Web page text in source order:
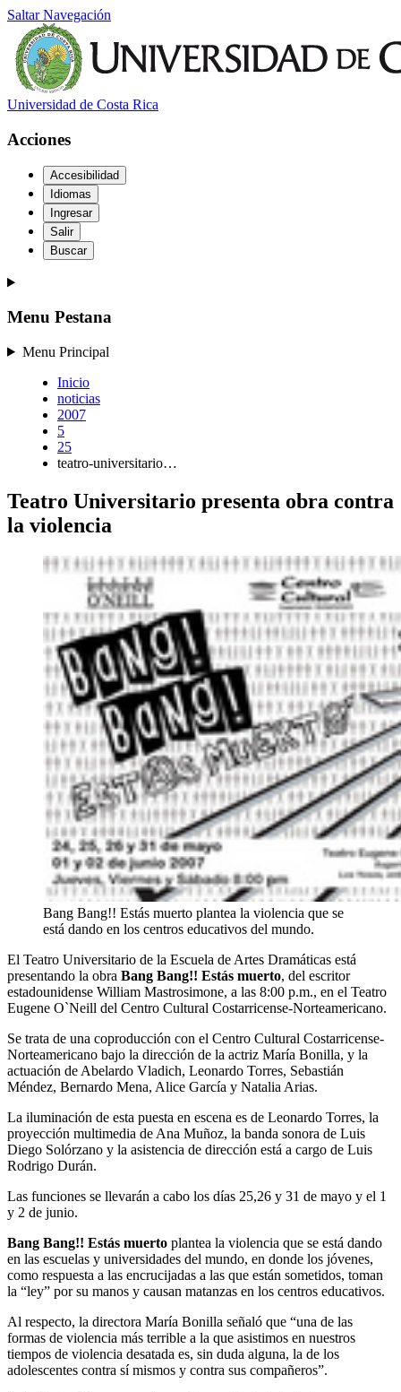
Saltar Navegación
Universidad de Costa Rica
Acciones
Accesibilidad
Idiomas
Ingresar
Salir
Buscar
Menu Pestana
Menu Principal
Inicio
noticias
2007
5
25
teatro-universitario…
Teatro Universitario presenta obra contra
la violencia
Bang Bang!! Estás muerto plantea la violencia que se
está dando en los centros educativos del mundo.
El Teatro Universitario de la Escuela de Artes Dramáticas está
presentando la obra Bang Bang!! Estás muerto, del escritor
estadounidense William Mastrosimone, a las 8:00 p.m., en el Teatro
Eugene O`Neill del Centro Cultural Costarricense-Norteamericano.
Se trata de una coproducción con el Centro Cultural Costarricense-
Norteamericano bajo la dirección de la actriz María Bonilla, y la
actuación de Abelardo Vladich, Leonardo Torres, Sebastián
Méndez, Bernardo Mena, Alice García y Natalia Arias.
La iluminación de esta puesta en escena es de Leonardo Torres, la
proyección multimedia de Ana Muñoz, la banda sonora de Luis
Diego Solórzano y la asistencia de dirección está a cargo de Luis
Rodrigo Durán.
Las funciones se llevarán a cabo los días 25,26 y 31 de mayo y el 1
y 2 de junio.
Bang Bang!! Estás muerto plantea la violencia que se está dando
en las escuelas y universidades del mundo, en donde los jóvenes,
como respuesta a las encrucijadas a las que están sometidos, toman
la “ley” por su manos y causan matanzas en los centros educativos.
Al respecto, la directora María Bonilla señaló que “una de las
formas de violencia más terrible a la que asistimos en nuestros
tiempos de violencia desatada es, sin duda alguna, la de los
adolescentes contra sí mismos y contra sus compañeros”.